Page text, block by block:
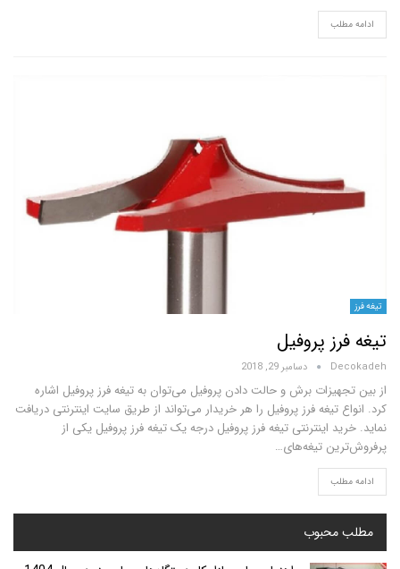
پروفیل
دسامبر 29, 2018
برش و حالت دادن پروفیل می‌توان به تیغه فرز پروفیل اشاره
تیغه فرز پروفیل را هر خریدار می‌تواند از طریق سایت اینترنتی دریافت
اینترنتی تیغه فرز پروفیل درجه یک تیغه فرز پروفیل یکی از
تیغه‌های…